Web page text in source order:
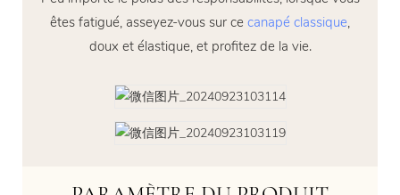
êtes fatigué, asseyez-vous sur ce canapé classique,
doux et élastique, et profitez de la vie.